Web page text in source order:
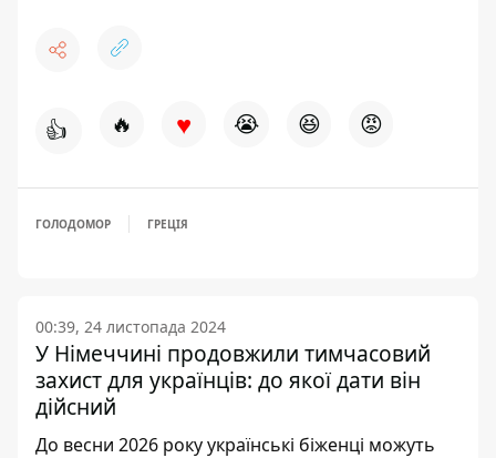
👍 🔥 ♥ 😭 😆 😡
ГОЛОДОМОР ГРЕЦІЯ
00:39, 24 листопада 2024
У Німеччині продовжили тимчасовий
захист для українців: до якої дати він
дійсний
До весни 2026 року українські біженці можуть